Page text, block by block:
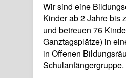
Wir sind eine
Kinder ab 2 Jahre bis
und betreuen 76
Ganztagsplätze) in
in Offenen
Schulanfängergruppe.